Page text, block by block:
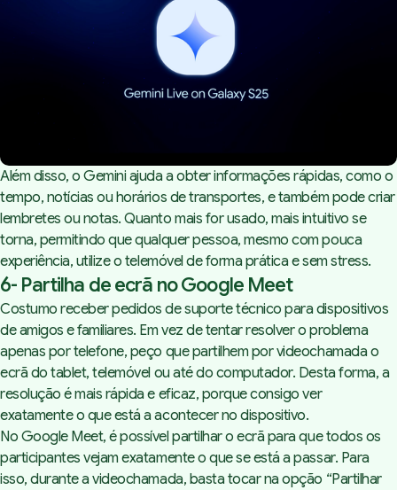
Além disso, o Gemini ajuda a obter informações rápidas, como o
tempo, notícias ou horários de transportes, e também pode criar
lembretes ou notas. Quanto mais for usado, mais intuitivo se
torna, permitindo que qualquer pessoa, mesmo com pouca
experiência, utilize o telemóvel de forma prática e sem stress.
6- Partilha de ecrã no Google Meet
Costumo receber pedidos de suporte técnico para dispositivos
de amigos e familiares. Em vez de tentar resolver o problema
apenas por telefone, peço que partilhem por videochamada o
ecrã do tablet, telemóvel ou até do computador. Desta forma, a
resolução é mais rápida e eficaz, porque consigo ver
exatamente o que está a acontecer no dispositivo.
No Google Meet, é possível partilhar o ecrã para que todos os
participantes vejam exatamente o que se está a passar. Para
isso, durante a videochamada, basta tocar na opção “Partilhar